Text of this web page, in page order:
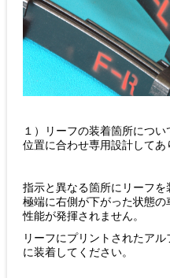
１）リーフの装着箇所につ
位置に合わせ専用設計してあ
指示と異なる箇所にリーフを
極端に右側が下がった状態の
性能が発揮されません。
リーフにプリントされたア
に装着してください。